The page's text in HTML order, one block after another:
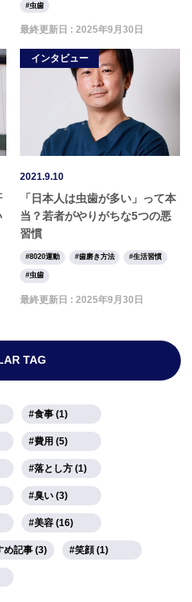
虫歯
最終更新日 :2025年9月30日
インタビュー
2021.9.10
「日本人は虫歯が多い」って本
当？若者がやりがちな5つの悪
習慣
8020運動 歯磨き方法 生活習慣
虫歯
最終更新日 :2025年9月30日
TAG
食事 (1)
費用 (5)
落とし方 (1)
臭い (3)
美容 (16)
め記事 (3) 笑顔 (1)